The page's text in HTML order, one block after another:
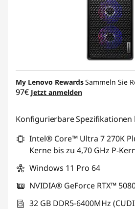
My Lenovo RewardsSammeln Sie
97€ Jetzt anmelden
Konfigurierbare Spezifikationen
Intel® Core™ Ultra 7 270K
Kerne bis zu 4,70 GHz P-
Windows 11 Pro 64
NVIDIA® GeForce RTX™
32 GB DDR5-6400MHz